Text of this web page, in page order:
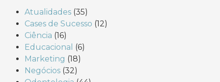
Atualidades (35)
Cases de Sucesso (12)
Ciência (16)
Educacional (6)
Marketing (18)
Negócios (32)